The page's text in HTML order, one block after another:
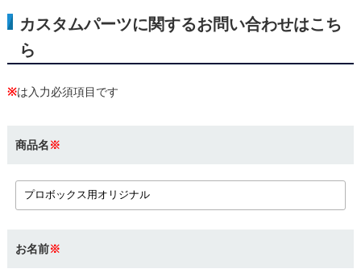
カスタムパーツに関するお問い合わせはこち
ら
※は入力必須項目です
商品名※
お名前※